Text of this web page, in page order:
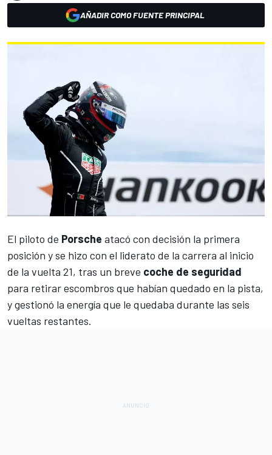
AÑADIR COMO FUENTE PRINCIPAL
El piloto de Porsche atacó con decisión la primera
posición y se hizo con el liderato de la carrera al inicio
de la vuelta 21, tras un breve coche de seguridad
para retirar escombros que habían quedado en la pista,
y gestionó la energía que le quedaba durante las seis
vueltas restantes.